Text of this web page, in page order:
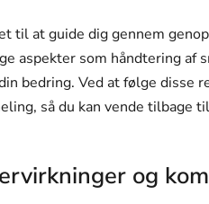
til at guide dig gennem
aspekter som håndtering af
bedring. Ved at følge disse
så du kan vende tilbage
og